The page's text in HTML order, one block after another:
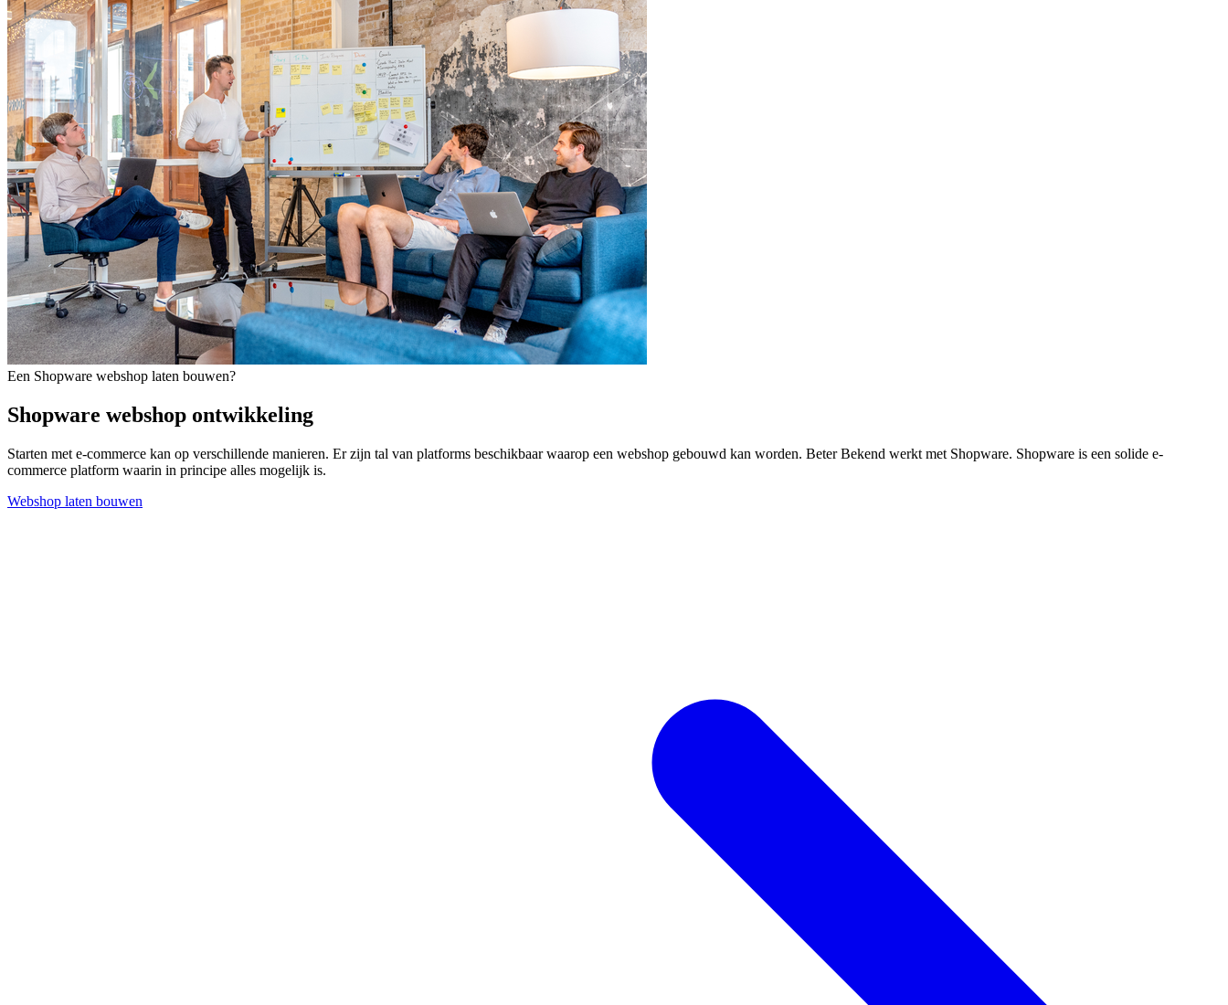
Een Shopware webshop laten bouwen?
Shopware webshop ontwikkeling
Starten met e-commerce kan op verschillende manieren. Er zijn tal van platforms beschikbaar waarop een webshop gebouwd kan worden. Beter Bekend werkt met Shopware. Shopware is een solide e-
commerce platform waarin in principe alles mogelijk is.
Webshop laten bouwen